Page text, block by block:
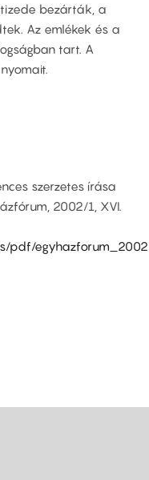
bezárták, a
Az emlékek és a
tart. A
szerzetes írása
2002/1, XVI.
pdf/